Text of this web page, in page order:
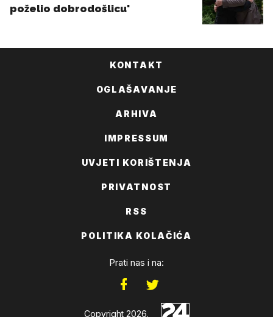
KONTAKT
OGLAŠAVANJE
ARHIVA
IMPRESSUM
UVJETI KORIŠTENJA
PRIVATNOST
RSS
POLITIKA KOLAČIĆA
Prati nas i na:
Copyright 2026.